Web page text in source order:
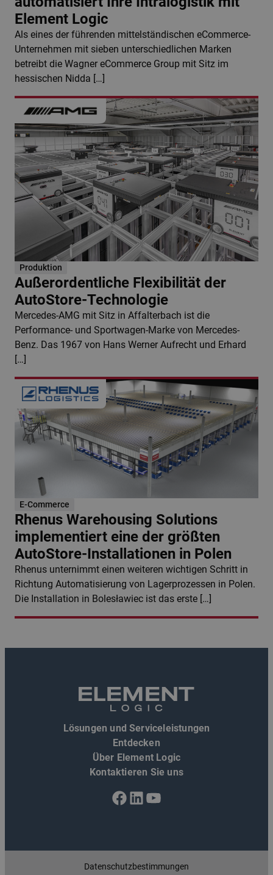
Element Logic
Als eines der führenden mittelständischen eCommerce-
Unternehmen mit sieben unterschiedlichen Marken
betreibt die Wagner eCommerce Group mit Sitz im
hessischen Nidda […]
Produktion
Außerordentliche Flexibilität der
AutoStore-Technologie
Mercedes-AMG mit Sitz in Affalterbach ist die
Performance- und Sportwagen-Marke von Mercedes-
Benz. Das 1967 von Hans Werner Aufrecht und Erhard
[…]
E-Commerce
Rhenus Warehousing Solutions
implementiert eine der größten
AutoStore-Installationen in Polen
Rhenus unternimmt einen weiteren wichtigen Schritt in
Richtung Automatisierung von Lagerprozessen in Polen.
Die Installation in Bolesławiec ist das erste […]
Lösungen und Serviceleistungen
Entdecken
Über Element Logic
Kontaktieren Sie uns
Facebook
LinkedIn
YouTube
Datenschutzbestimmungen